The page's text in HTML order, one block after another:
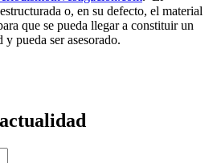
o, en su defecto, el material
que se pueda llegar a constituir un
pueda ser asesorado.